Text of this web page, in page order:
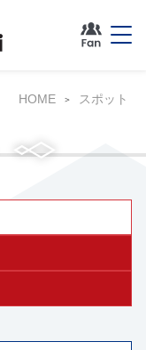
HOME スポット